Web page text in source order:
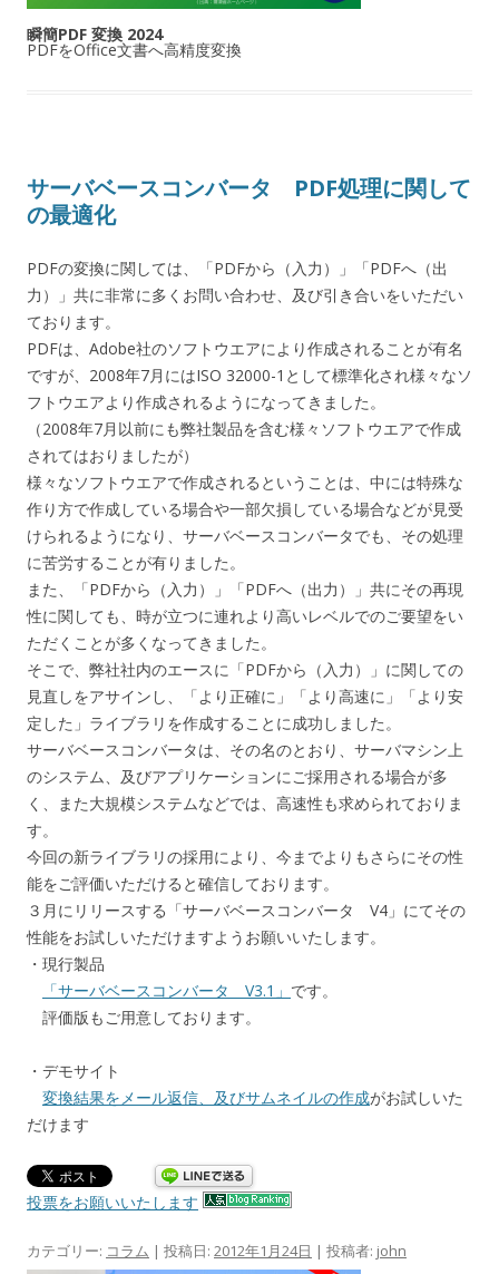
瞬簡PDF 変換 2024
PDFをOffice文書へ高精度変換
サーバベースコンバータ PDF処理に関して
の最適化
PDFの変換に関しては、「PDFから（入力）」「PDFへ（出
力）」共に非常に多くお問い合わせ、及び引き合いをいただい
ております。
PDFは、Adobe社のソフトウエアにより作成されることが有名
ですが、2008年7月にはISO 32000-1として標準化され様々なソ
フトウエアより作成されるようになってきました。
（2008年7月以前にも弊社製品を含む様々ソフトウエアで作成
されてはおりましたが）
様々なソフトウエアで作成されるということは、中には特殊な
作り方で作成している場合や一部欠損している場合などが見受
けられるようになり、サーバベースコンバータでも、その処理
に苦労することが有りました。
また、「PDFから（入力）」「PDFへ（出力）」共にその再現
性に関しても、時が立つに連れより高いレベルでのご要望をい
ただくことが多くなってきました。
そこで、弊社社内のエースに「PDFから（入力）」に関しての
見直しをアサインし、「より正確に」「より高速に」「より安
定した」ライブラリを作成することに成功しました。
サーバベースコンバータは、その名のとおり、サーバマシン上
のシステム、及びアプリケーションにご採用される場合が多
く、また大規模システムなどでは、高速性も求められておりま
す。
今回の新ライブラリの採用により、今までよりもさらにその性
能をご評価いただけると確信しております。
３月にリリースする「サーバベースコンバータ V4」にてその
性能をお試しいただけますようお願いいたします。
・現行製品
「サーバベースコンバータ V3.1」 です。
評価版もご用意しております。
・デモサイト
変換結果をメール返信、及びサムネイルの作成がお試しいた
だけます
投票をお願いいたします
カテゴリー: コラム | 投稿日: 2012年1月24日 | 投稿者: john